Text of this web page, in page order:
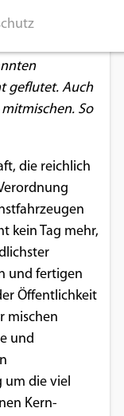
die Fahnen in
geflutet. Auch
So
die reichlich
kein Tag mehr,
und fertigen
Öffentlichkeit
mischen
und
um die viel
Kern-
sind für die